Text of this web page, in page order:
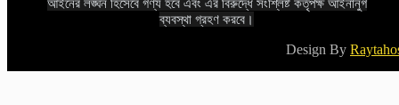
আইনের লঙ্ঘন হিসেবে গণ্য হবে এবং এর বিরুদ্ধে সংশ্লিষ্ট কর্তৃপক্ষ আইনানুগ
ব্যবস্থা গ্রহণ করবে।
Design By